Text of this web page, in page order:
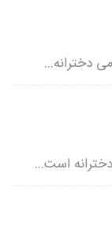
دخترانه…
است…